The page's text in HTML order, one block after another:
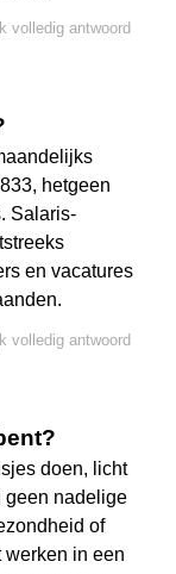
volledig antwoord
hetgeen
Salaris-
en vacatures
volledig antwoord
doen, licht
geen nadelige
of
in een